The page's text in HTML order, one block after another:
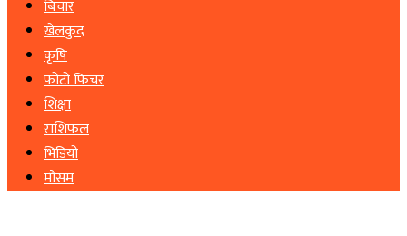
बिचार
खेलकुद
कृषि
फोटो फिचर
शिक्षा
राशिफल
भिडियो
मौसम